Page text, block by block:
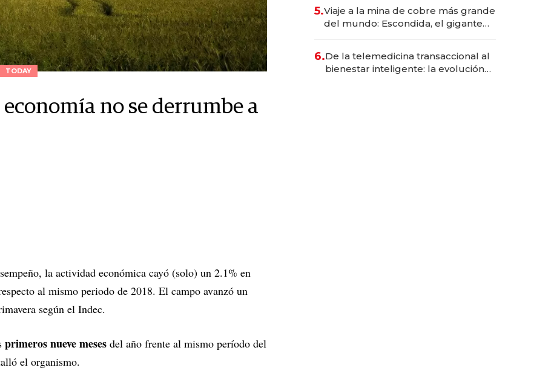
TODAY
no se derrumbe a
la actividad económica cayó (solo) un 2.1% en
al mismo periodo de 2018. El campo avanzó un
según el Indec.
primeros nueve meses del año frente al mismo período del
el organismo.
5.Viaje a la mina de cobre más grande
del mundo: Escondida, el gigante
6.De la telemedicina transaccional al
bienestar inteligente: la evolución